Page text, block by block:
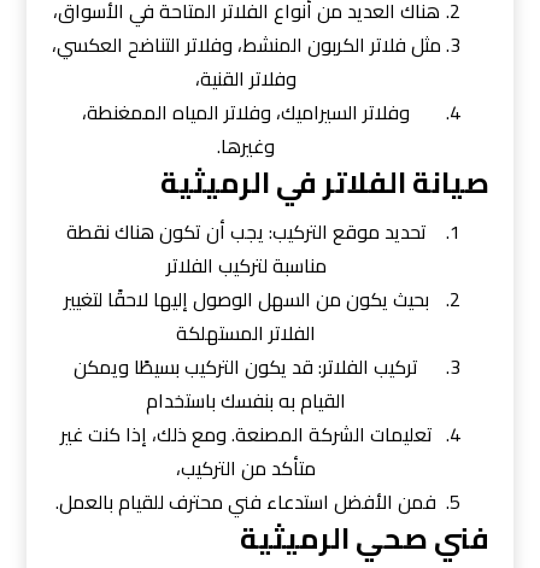
هناك العديد من أنواع الفلاتر المتاحة في الأسواق،
مثل فلاتر الكربون المنشط، وفلاتر التناضح العكسي،
وفلاتر القنية،
وفلاتر السيراميك، وفلاتر المياه الممغنطة،
وغيرها.
صيانة الفلاتر في الرميثية
تحديد موقع التركيب: يجب أن تكون هناك نقطة
مناسبة لتركيب الفلاتر
بحيث يكون من السهل الوصول إليها لاحقًا لتغيير
الفلاتر المستهلكة
تركيب الفلاتر: قد يكون التركيب بسيطًا ويمكن
القيام به بنفسك باستخدام
تعليمات الشركة المصنعة. ومع ذلك، إذا كنت غير
متأكد من التركيب،
فمن الأفضل استدعاء فني محترف للقيام بالعمل.
فني صحي الرميثية